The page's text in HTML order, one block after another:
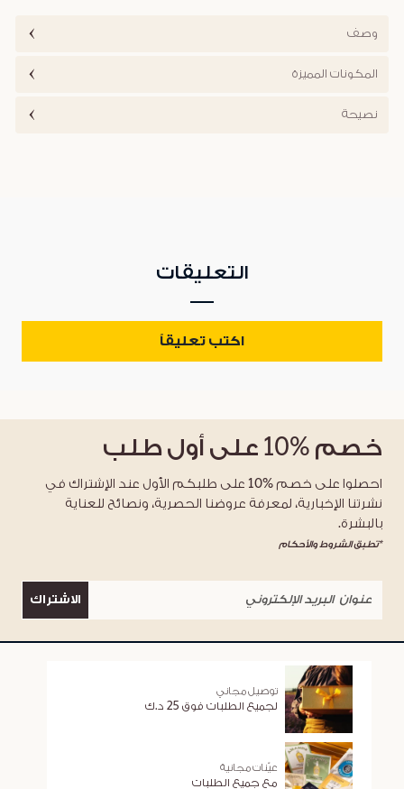
وصف
المكونات المميزة
نصيحة
التعليقات
اكتب تعليقاً
خصم %10 على أول طلب
احصلوا على خصم %10 على طلبكم الأول عند الإشتراك في
نشرتنا الإخبارية، لمعرفة عروضنا الحصرية، ونصائح للعناية
بالبشرة.
*تطبق الشروط والأحكام
الاشتراك
توصيل مجاني
لجميع الطلبات فوق 25 د.ك
عيّنات مجانية
مع جميع الطلبات